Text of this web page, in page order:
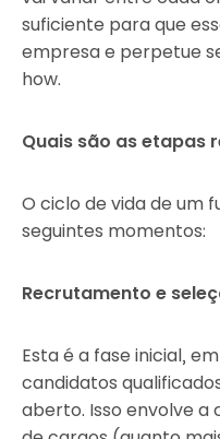
suficiente para que
empresa e perpetue
how.
Quais são as etapas
O ciclo de vida de um
seguintes momentos:
Recrutamento e
Esta é a fase inicial,
candidatos
aberto. Isso envolve a